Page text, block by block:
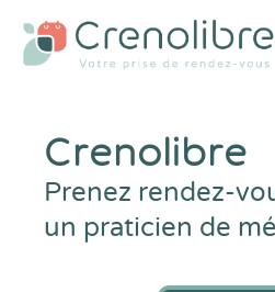
Crenolibre
Prenez rendez-
un praticien de